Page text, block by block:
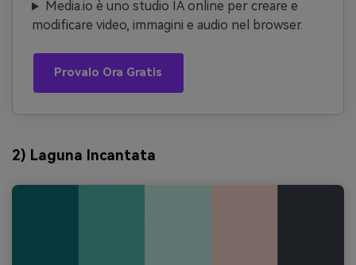
Media.io è uno studio IA online per creare e
modificare video, immagini e audio nel browser.
Provalo Ora Gratis
2) Laguna Incantata